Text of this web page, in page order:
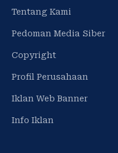
Tentang Kami
Pedoman Media Siber
Copyright
Profil Perusahaan
Iklan Web Banner
Info Iklan